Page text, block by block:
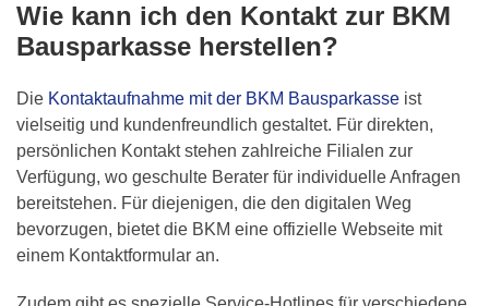
Wie kann ich den Kontakt zur BKM
Bausparkasse herstellen?
Die Kontaktaufnahme mit der BKM Bausparkasse ist
vielseitig und kundenfreundlich gestaltet. Für direkten,
persönlichen Kontakt stehen zahlreiche Filialen zur
Verfügung, wo geschulte Berater für individuelle Anfragen
bereitstehen. Für diejenigen, die den digitalen Weg
bevorzugen, bietet die BKM eine offizielle Webseite mit
einem Kontaktformular an.